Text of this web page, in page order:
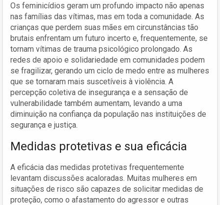
Os feminicídios geram um profundo impacto não apenas
nas famílias das vítimas, mas em toda a comunidade. As
crianças que perdem suas mães em circunstâncias tão
brutais enfrentam um futuro incerto e, frequentemente, se
tornam vítimas de trauma psicológico prolongado. As
redes de apoio e solidariedade em comunidades podem
se fragilizar, gerando um ciclo de medo entre as mulheres
que se tornaram mais suscetíveis à violência. A
percepção coletiva de insegurança e a sensação de
vulnerabilidade também aumentam, levando a uma
diminuição na confiança da população nas instituições de
segurança e justiça.
Medidas protetivas e sua eficácia
A eficácia das medidas protetivas frequentemente
levantam discussões acaloradas. Muitas mulheres em
situações de risco são capazes de solicitar medidas de
proteção, como o afastamento do agressor e outras